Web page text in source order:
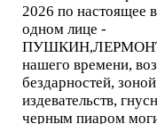
2026 по настоящее
одном лице -
нашего времени,
бездарностей,
издевательств,
черным пиаром